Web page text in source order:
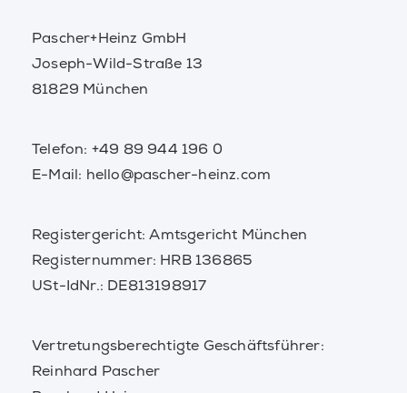
Pascher+Heinz GmbH
Joseph-Wild-Straße 13
81829 München
Telefon: +49 89 944 196 0
E-Mail: hello@pascher-heinz.com
Registergericht: Amtsgericht München
Registernummer: HRB 136865
USt-IdNr.: DE813198917
Vertretungsberechtigte Geschäftsführer:
Reinhard Pascher